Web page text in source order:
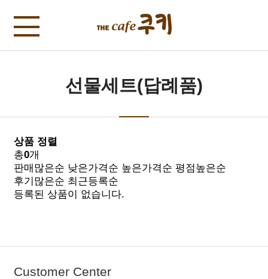
선물세트(답례품)
상품 정렬
총0개
판매많은순 낮은가격순 높은가격순 평점높은순
후기많은순 최근등록순
등록된 상품이 없습니다.
Customer Center